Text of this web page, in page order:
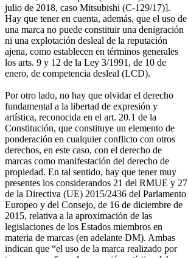
julio de 2018, caso Mitsubishi (C-129/17)].
Hay que tener en cuenta, además, que el uso de
una marca no puede constituir una denigración
ni una explotación desleal de la reputación
ajena, como establecen en términos generales
los arts. 9 y 12 de la Ley 3/1991, de 10 de
enero, de competencia desleal (LCD).
Por otro lado, no hay que olvidar el derecho
fundamental a la libertad de expresión y
artística, reconocida en el art. 20.1 de la
Constitución, que constituye un elemento de
ponderación en cualquier conflicto con otros
derechos, en este caso, con el derecho de
marcas como manifestación del derecho de
propiedad. En tal sentido, hay que tener muy
presentes los considerandos 21 del RMUE y 27
de la Directiva (UE) 2015/2436 del Parlamento
Europeo y del Consejo, de 16 de diciembre de
2015, relativa a la aproximación de las
legislaciones de los Estados miembros en
materia de marcas (en adelante DM). Ambas
indican que “el uso de la marca realizado por